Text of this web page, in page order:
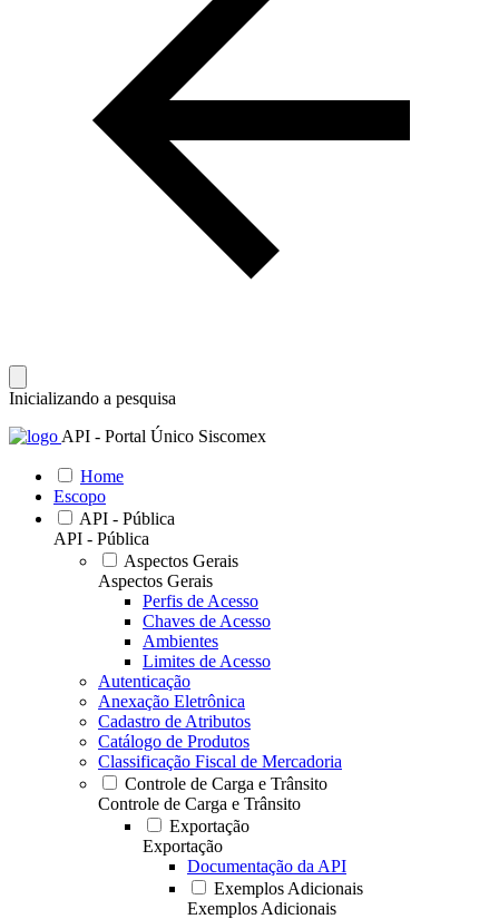
Inicializando a pesquisa
API - Portal Único Siscomex
Home
Escopo
API - Pública
API - Pública
Aspectos Gerais
Aspectos Gerais
Perfis de Acesso
Chaves de Acesso
Ambientes
Limites de Acesso
Autenticação
Anexação Eletrônica
Cadastro de Atributos
Catálogo de Produtos
Classificação Fiscal de Mercadoria
Controle de Carga e Trânsito
Controle de Carga e Trânsito
Exportação
Exportação
Documentação da API
Exemplos Adicionais
Exemplos Adicionais